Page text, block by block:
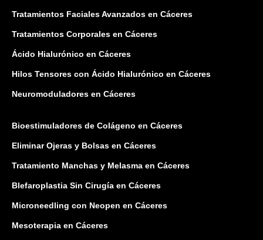
Tratamientos Faciales Avanzados en Cáceres
Tratamientos Corporales en Cáceres
Ácido Hialurónico en Cáceres
Hilos Tensores con Ácido Hialurónico en Cáceres
Neuromoduladores en Cáceres
Bioestimuladores de Colágeno en Cáceres
Eliminar Ojeras y Bolsas en Cáceres
Tratamiento Manchas y Melasma en Cáceres
Blefaroplastia Sin Cirugía en Cáceres
Microneedling con Neopen en Cáceres
Mesoterapia en Cáceres